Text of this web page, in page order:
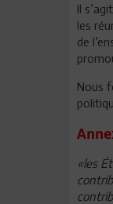
Il
les
de
Nous
«les